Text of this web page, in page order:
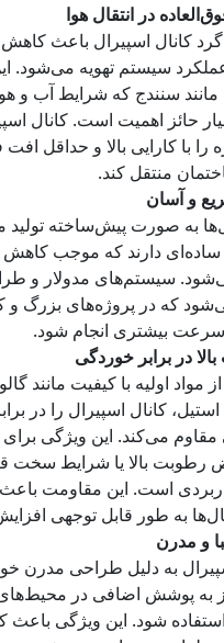
در انتقال هوا
کانال اسپیرال باعث
سیستم تهویه می‌شود.
سنندج که شرایط آب و
حائز اهمیت است. کانال
را با کارایی بالا و حداقل
منتقل کند.
و آسان
به صورت پیش‌ساخته
ساده‌ای دارند که موجب کاهش
سیستم‌های مدولار و
که در پروژه‌های بزرگ و
بیشتری انجام شود.
در برابر خوردگی
مواد اولیه با کیفیت مانند
کانال اسپیرال را در
می‌کند. این ویژگی برای
بالا یا شرایط سخت
است. این مقاومت
به طور قابل توجهی
و مدرن
به دلیل طراحی مدرن
به پوشش اضافی در
شود. این ویژگی باعث